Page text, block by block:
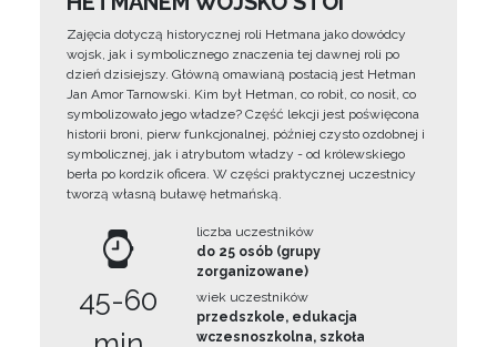
Zajęcia dotyczą historycznej roli Hetmana jako dowódcy
wojsk, jak i symbolicznego znaczenia tej dawnej roli po
dzień dzisiejszy. Główną omawianą postacią jest Hetman
Jan Amor Tarnowski. Kim był Hetman, co robił, co nosił, co
symbolizowało jego władze? Część lekcji jest poświęcona
historii broni, pierw funkcjonalnej, później czysto ozdobnej i
symbolicznej, jak i atrybutom władzy - od królewskiego
berła po kordzik oficera. W części praktycznej uczestnicy
tworzą własną buławę hetmańską.
45-60
liczba uczestników
do 25 osób (grupy
zorganizowane)
wiek uczestników
przedszkole, edukacja
wczesnoszkolna, szkoła